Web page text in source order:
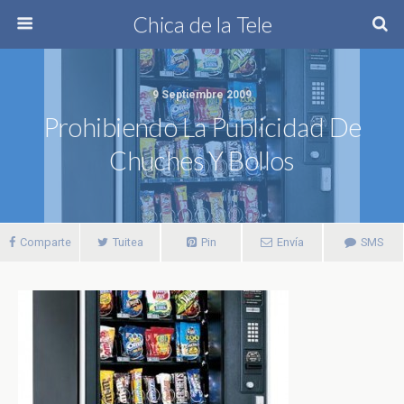
Chica de la Tele
9 Septiembre 2009
Prohibiendo La Publicidad De
Chuches Y Bollos
Comparte Tuitea Pin Envía SMS